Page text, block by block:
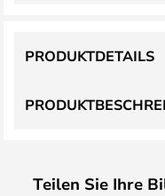
PRODUKTDETAILS
Teilen Sie Ihre